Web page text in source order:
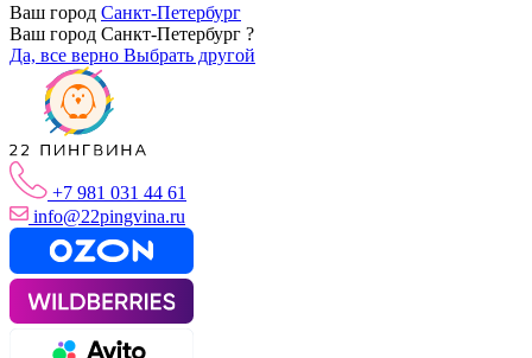
Ваш город Санкт-Петербург
Ваш город Санкт-Петербург ?
Да, все верно Выбрать другой
+7 981 031 44 61
info@22pingvina.ru